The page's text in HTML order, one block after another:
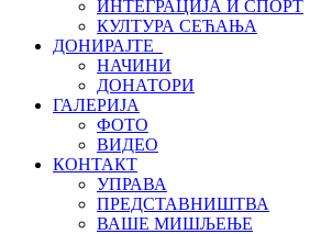
ИНТЕГРАЦИЈА И СПОРТ
КУЛТУРА СЕЋАЊА
ДОНИРАЈТЕ
НАЧИНИ
ДОНАТОРИ
ГАЛЕРИЈА
ФОТО
ВИДЕО
КОНТАКТ
УПРАВА
ПРЕДСТАВНИШТВА
ВАШЕ МИШЉЕЊЕ